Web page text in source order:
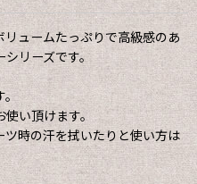
ュームたっぷりで高級感のあ
シリーズです。
。
使い頂けます。
時の汗を拭いたりと使い方は